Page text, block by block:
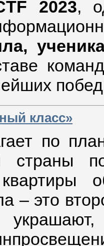
2023,
класс»
по
страны
– это